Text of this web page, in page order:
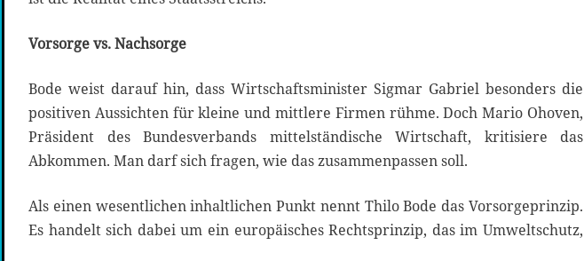
Vorsorge vs. Nachsorge
Bode weist darauf hin, dass Wirtschaftsminister Sigmar Gabriel besonders die
positiven Aussichten für kleine und mittlere Firmen rühme. Doch Mario Ohoven,
Präsident des Bundesverbands mittelständische Wirtschaft, kritisiere das
Abkommen. Man darf sich fragen, wie das zusammenpassen soll.
Als einen wesentlichen inhaltlichen Punkt nennt Thilo Bode das Vorsorgeprinzip.
Es handelt sich dabei um ein europäisches Rechtsprinzip, das im Umweltschutz,